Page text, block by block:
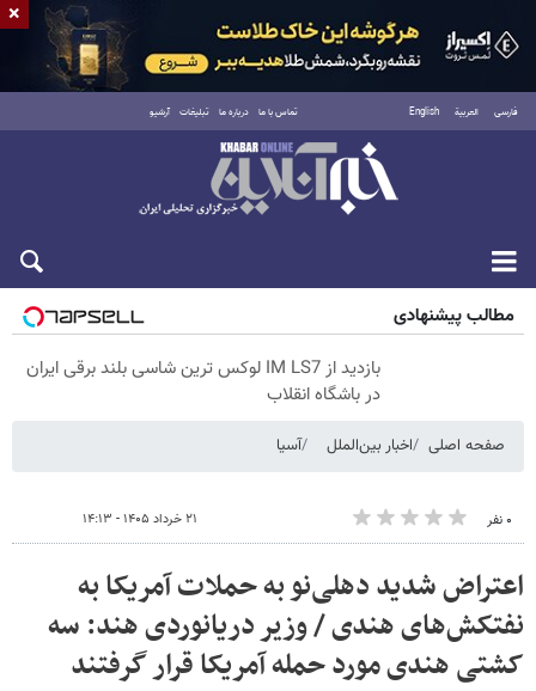
فارسی العربية English تماس با ما درباره ما تبلیغات آرشیو
پنجشنبه ۱۵ مرداد ۱۴۰۵
مطالب پیشنهادی
بازدید از IM LS7 لوکس ترین شاسی بلند برقی ایران
در باشگاه انقلاب
صفحه اصلی اخبار بین‌الملل آسیا
۰ نفر ۲۱ خرداد ۱۴۰۵ - ۱۴:۱۳
اعتراض شدید دهلی‌نو به حملات آمریکا به
نفتکش‌های هندی / وزیر دریانوردی هند: سه
کشتی هندی مورد حمله آمریکا قرار گرفتند
×